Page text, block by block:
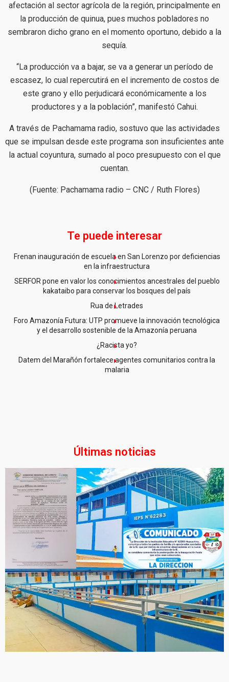
afectación al sector agrícola de la región, principalmente en
la producción de quinua, pues muchos pobladores no
sembraron dicho grano en el momento oportuno, debido a la
sequía.
“La producción va a bajar, se va a generar un período de
escasez, lo cual repercutirá en el incremento de costos de
este grano y ello perjudicará económicamente a los
productores y a la población”, manifestó Cahui.
A través de Pachamama radio, sostuvo que las actividades
que se impulsan desde este programa son insuficientes ante
la actual coyuntura, sumado al poco presupuesto con el que
cuentan.
(Fuente: Pachamama radio – CNC / Ruth Flores)
Te puede interesar
Frenan inauguración de escuela en San Lorenzo por deficiencias
en la infraestructura
SERFOR pone en valor los conocimientos ancestrales del pueblo
kakataibo para conservar los bosques del país
Rua de Letrades
Foro Amazonía Futura: UTP promueve la innovación tecnológica
y el desarrollo sostenible de la Amazonía peruana
¿Racista yo?
Datem del Marañón fortalece agentes comunitarios contra la
malaria
Últimas noticias